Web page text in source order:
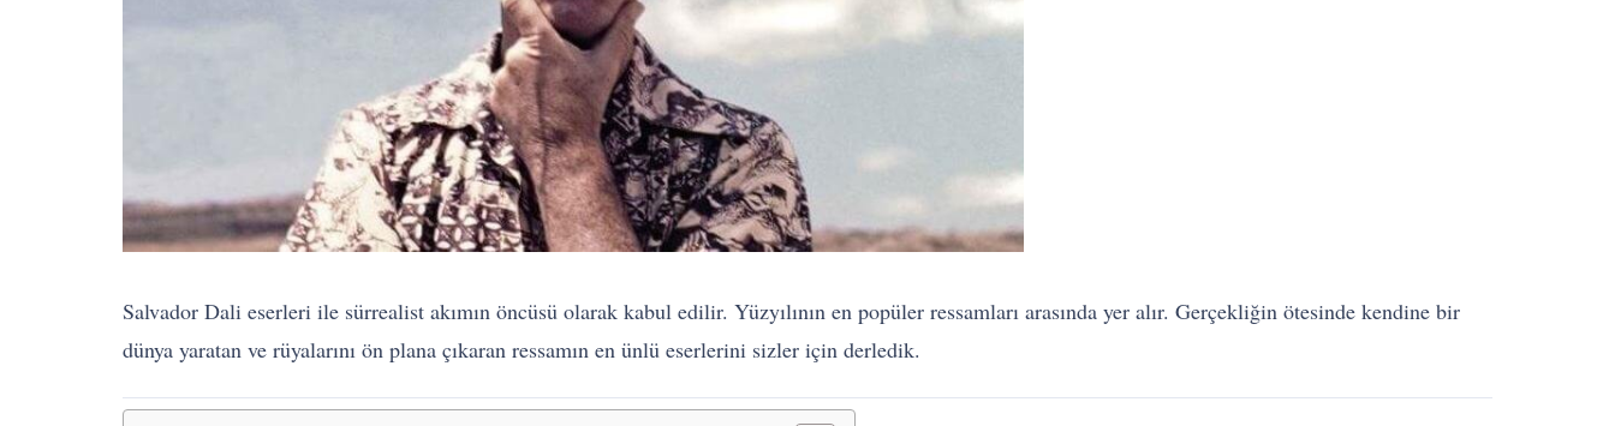
Salvador Dali eserleri ile sürrealist akımın öncüsü olarak kabul edilir. Yüzyılının en popüler ressamları arasında yer alır. Gerçekliğin ötesinde kendine bir
dünya yaratan ve rüyalarını ön plana çıkaran ressamın en ünlü eserlerini sizler için derledik.